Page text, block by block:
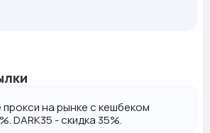
на рынке с кешбеком
DARK35 - скидка 35%.